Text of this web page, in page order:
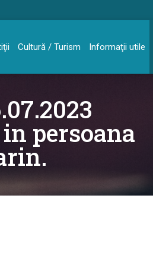
Cultură / Turism Informaţii utile
persoana